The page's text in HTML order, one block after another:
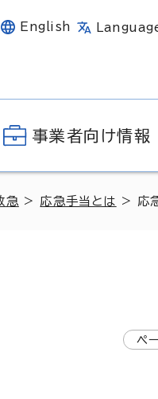
English
事業者向け情報
急 > 応急手当とは > 応
ペ